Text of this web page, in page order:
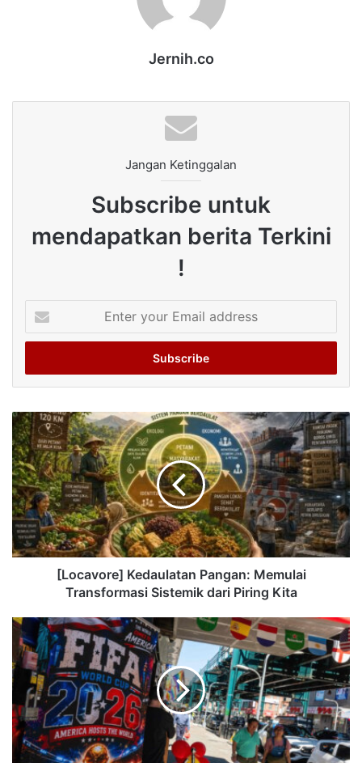
Jernih.co
Jangan Ketinggalan
Subscribe untuk
mendapatkan berita Terkini
!
your
Email
[Locavore] Kedaulatan Pangan: Memulai
Transformasi Sistemik dari Piring Kita